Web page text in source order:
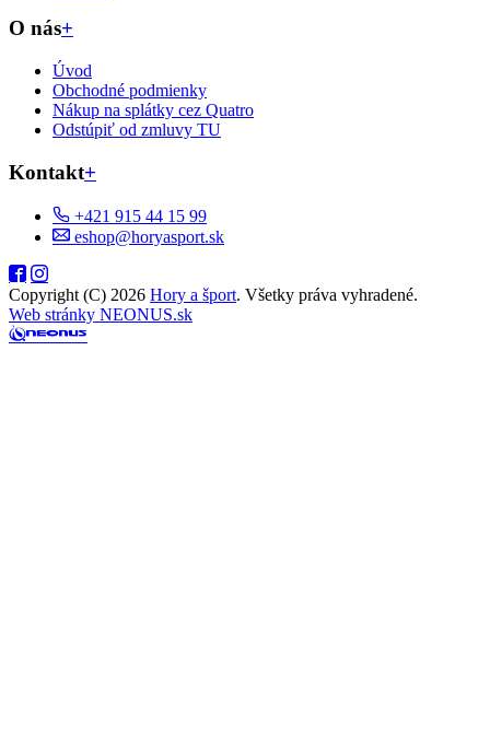
O nás+
Úvod
Obchodné podmienky
Nákup na splátky cez Quatro
Odstúpiť od zmluvy TU
Kontakt+
+421 915 44 15 99
eshop@horyasport.sk
Copyright (C) 2026 Hory a šport. Všetky práva vyhradené.
Web stránky NEONUS.sk